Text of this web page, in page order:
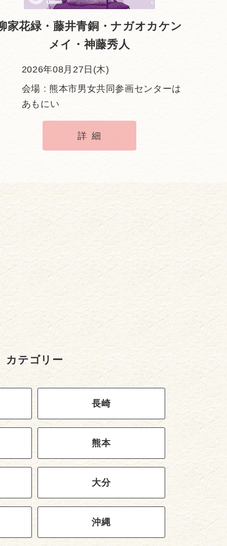
家花緑・藤井青銅・ナガオカケン
メイ・神藤秀人
2026年08月27日(木)
会場 : 熊本市男女共同参画センターは
あもにい
詳細
カテゴリー
長崎
熊本
大分
沖縄